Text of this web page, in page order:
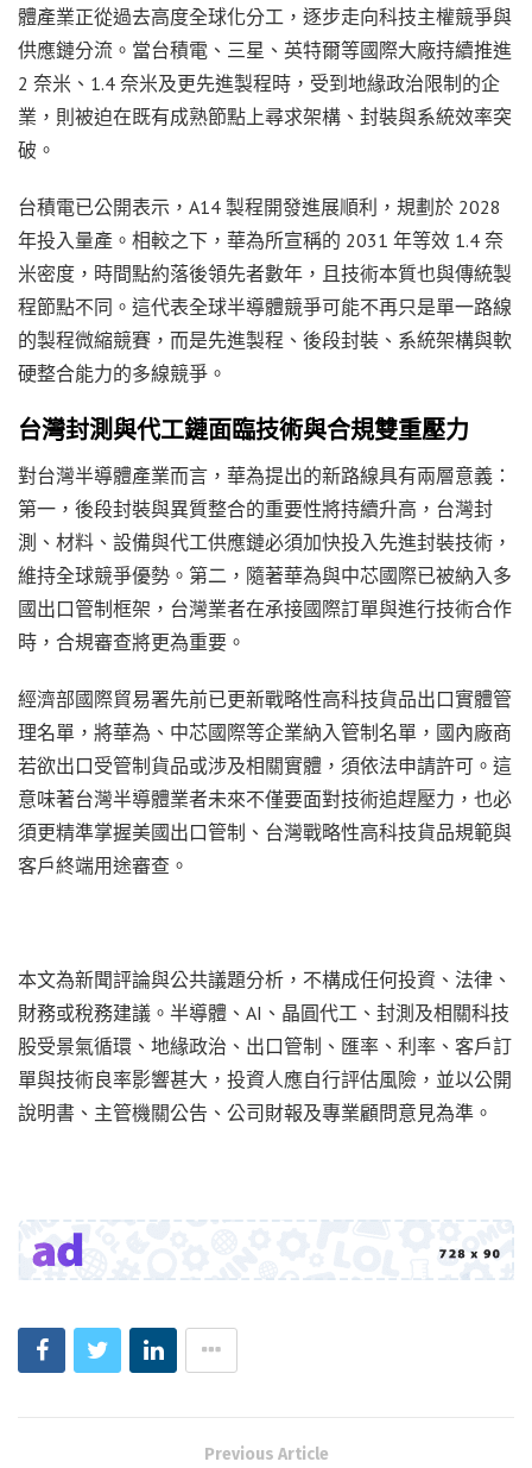
體產業正從過去高度全球化分工，逐步走向科技主權競爭與
供應鏈分流。當台積電、三星、英特爾等國際大廠持續推進
2 奈米、1.4 奈米及更先進製程時，受到地緣政治限制的企
業，則被迫在既有成熟節點上尋求架構、封裝與系統效率突
破。
台積電已公開表示，A14 製程開發進展順利，規劃於 2028
年投入量產。相較之下，華為所宣稱的 2031 年等效 1.4 奈
米密度，時間點約落後領先者數年，且技術本質也與傳統製
程節點不同。這代表全球半導體競爭可能不再只是單一路線
的製程微縮競賽，而是先進製程、後段封裝、系統架構與軟
硬整合能力的多線競爭。
台灣封測與代工鏈面臨技術與合規雙重壓力
對台灣半導體產業而言，華為提出的新路線具有兩層意義：
第一，後段封裝與異質整合的重要性將持續升高，台灣封
測、材料、設備與代工供應鏈必須加快投入先進封裝技術，
維持全球競爭優勢。第二，隨著華為與中芯國際已被納入多
國出口管制框架，台灣業者在承接國際訂單與進行技術合作
時，合規審查將更為重要。
經濟部國際貿易署先前已更新戰略性高科技貨品出口實體管
理名單，將華為、中芯國際等企業納入管制名單，國內廠商
若欲出口受管制貨品或涉及相關實體，須依法申請許可。這
意味著台灣半導體業者未來不僅要面對技術追趕壓力，也必
須更精準掌握美國出口管制、台灣戰略性高科技貨品規範與
客戶終端用途審查。
本文為新聞評論與公共議題分析，不構成任何投資、法律、
財務或稅務建議。半導體、AI、晶圓代工、封測及相關科技
股受景氣循環、地緣政治、出口管制、匯率、利率、客戶訂
單與技術良率影響甚大，投資人應自行評估風險，並以公開
說明書、主管機關公告、公司財報及專業顧問意見為準。
Previous Article